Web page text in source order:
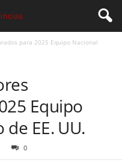
para 2025 Equipo Nacional
Equipo
EE. UU.
0